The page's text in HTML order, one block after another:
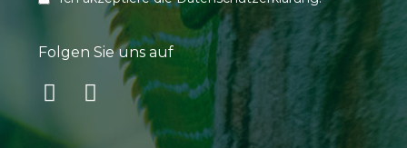
Folgen Sie uns auf